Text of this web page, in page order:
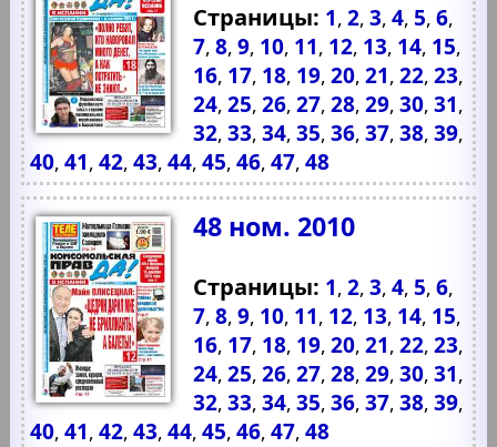
Страницы: 1,2,3,4, 5,6,
7,8,9, 10, 11, 12, 13, 14, 15,
16, 17, 18, 19,20,21,22,23,
24,25,26,27,28,29,30,31,
32,33,34,35,36,37,38,39,
40,41,42,43,44,45,46,47,48
48 ном. 2010
Страницы: 1,2,3,4, 5,6,
7,8,9, 10, 11, 12, 13, 14, 15,
16, 17, 18, 19,20,21,22,23,
24,25,26,27,28,29,30,31,
32,33,34,35,36,37,38,39,
40,41,42,43,44,45,46,47,48